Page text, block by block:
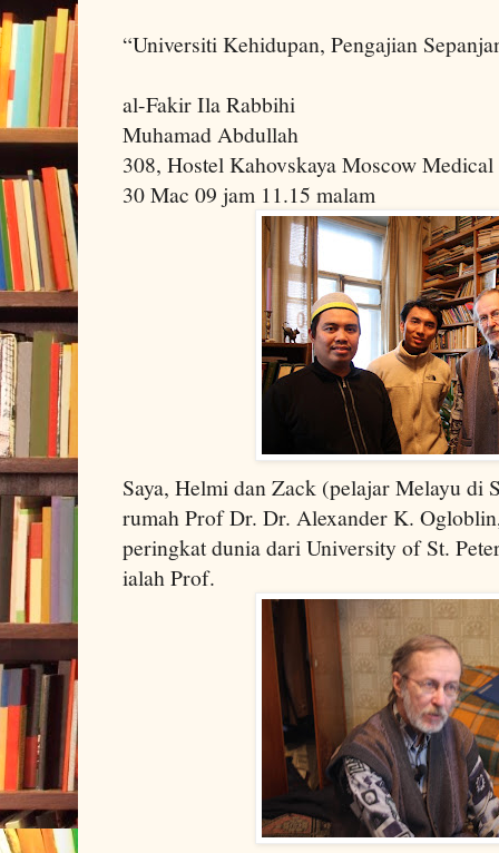
“Universiti Kehidupan, Pengajian
al-Fakir Ila Rabbihi
Muhamad Abdullah
308, Hostel Kahovskaya Moscow
30 Mac 09 jam 11.15 malam
Saya, Helmi dan Zack (pelajar Melayu di
rumah Prof Dr. Dr. Alexander K.
peringkat dunia dariUniversityofSt.
ialah Prof.